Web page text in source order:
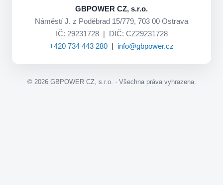
GBPOWER CZ, s.r.o.
Náměstí J. z Poděbrad 15/779, 703 00 Ostrava
IČ: 29231728 | DIČ: CZ29231728
+420 734 443 280 | info@gbpower.cz
© 2026GBPOWER CZ, s.r.o. · Všechna práva vyhrazena.